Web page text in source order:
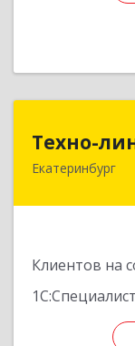
Техно-
Екатеринбург
Клиентов на
1С:Специалист
620000,